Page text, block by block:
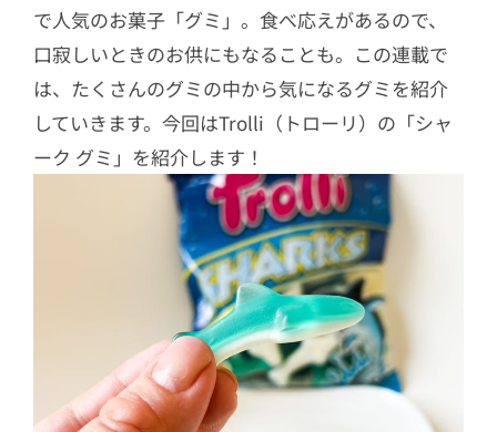
で人気のお菓子「グミ」。食べ応えがあるので、
口寂しいときのお供にもなることも。この連載で
は、たくさんのグミの中から気になるグミを紹介
していきます。今回はTrolli（トローリ）の「シャ
ーク グミ」を紹介します！